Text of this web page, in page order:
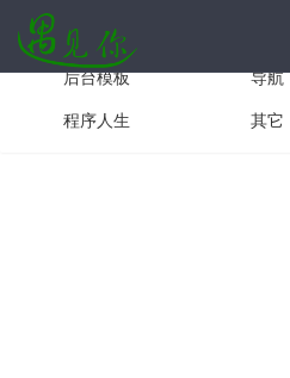
手机模板
后台模板
导航
程序人生
其它
小程序日历插件